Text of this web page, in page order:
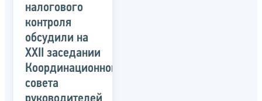
налогового
контроля
обсудили на
XXII заседании
Координационного
совета